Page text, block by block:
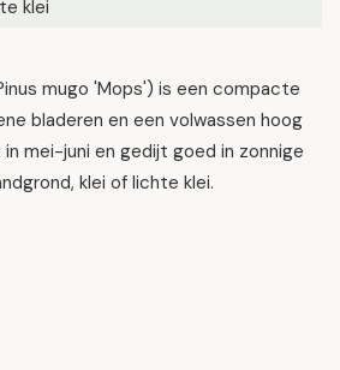
klei
mugo 'Mops') is een compacte
bladeren en een volwassen hoog
mei-juni en gedijt goed in zonnige
klei of lichte klei.